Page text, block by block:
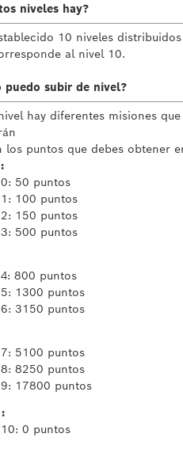
niveles hay?
10 niveles
al nivel 10.
puedo subir de nivel?
hay diferentes misiones
los puntos que debes obtener
50 puntos
100 puntos
150 puntos
500 puntos
800 puntos
1300 puntos
3150 puntos
5100 puntos
8250 puntos
17800 puntos
0 puntos